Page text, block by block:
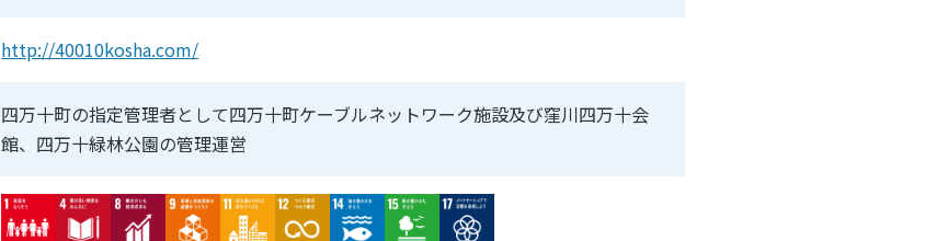
http://40010kosha.com/
四万十町の指定管理者として四万十町ケーブルネットワーク施設及び窪川四万十会
館、四万十緑林公園の管理運営
Image Image Image Image Image Image Image Image Image